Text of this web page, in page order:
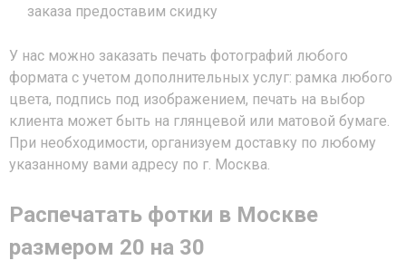
заказа предоставим скидку
У нас можно заказать печать фотографий любого
формата с учетом дополнительных услуг: рамка любого
цвета, подпись под изображением, печать на выбор
клиента может быть на глянцевой или матовой бумаге.
При необходимости, организуем доставку по любому
указанному вами адресу по г. Москва.
Распечатать фотки в Москве
размером 20 на 30